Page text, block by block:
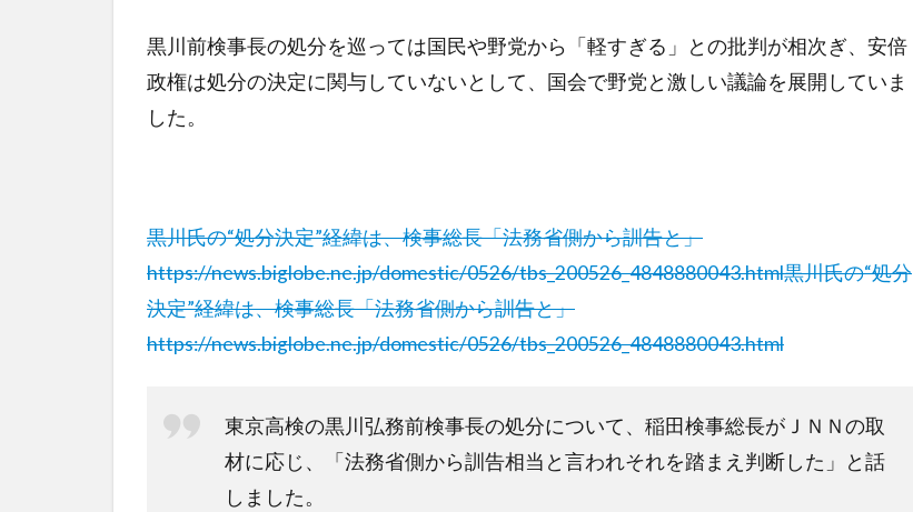
黒川前検事長の処分を巡っては国民や野党から「軽すぎる」との批判が相次ぎ、安倍
政権は処分の決定に関与していないとして、国会で野党と激しい議論を展開していま
した。
黒川氏の“処分決定”経緯は、検事総長「法務省側から訓告と」
https://news.biglobe.ne.jp/domestic/0526/tbs_200526_4848880043.html黒川氏の“処分
決定”経緯は、検事総長「法務省側から訓告と」
https://news.biglobe.ne.jp/domestic/0526/tbs_200526_4848880043.html
東京高検の黒川弘務前検事長の処分について、稲田検事総長がＪＮＮの取
材に応じ、「法務省側から訓告相当と言われそれを踏まえ判断した」と話
しました。